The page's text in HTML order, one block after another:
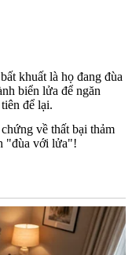
khuất là họ đang đùa
biển lửa để ngăn
để lại.
về thất bại thảm
"đùa với lửa"!